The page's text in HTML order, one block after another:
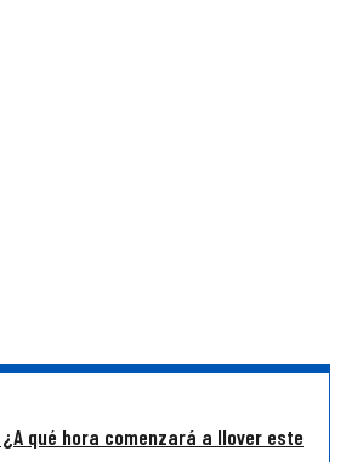
qué hora comenzará a llover este